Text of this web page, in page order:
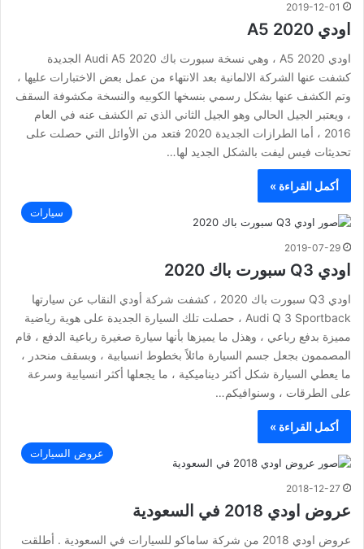
2019-12-01
اودي A5 2020
اودي A5 2020 ، وهي نسخة سبورت باك Audi A5 2020 الجديدة
كشفت عنها الشركة الالمانية بعد الانتهاء من عمل بعض الاختبارات عليها ،
وتم الكشف عنها بشكل رسمي بنسخها الكوبيه والنسخة مكشوفة السقف
، ويعتبر الجيل الحالي وهو الجيل الثاني الذي تم الكشف عنه في العام
2016 ، أما الطرازات الجديدة 2020 فتعد من الأوائل التي حصلت على
تحديثات فيس ليفت بالشكل الجديد لها…
أكمل القراءة »
سيارات
2019-07-29
اودي Q3 سبورت باك 2020
اودي Q3 سبورت باك 2020 ، كشفت شركة أودي النقاب عن سيارتها
Audi Q 3 Sportback ، حصلت تلك السيارة الجديدة على هوية رياضية
مميزة بدفع رباعي ، وهذل ما يميزها بأنها سيارة صغيرة رباعية الدفع ، قام
المصممون بجعل جسم السيارة مائلاً بخطوط انسيابية ، وبسقف منحدر ،
ما يعطي السيارة شكل أكثر ديناميكية ، ما يجعلها أكثر انسيابية وسرعة
على الطرقات ، وسنوافيكم…
أكمل القراءة »
عروض السيارات
2018-12-27
عروض اودي 2018 في السعودية
عروض اودي 2018 من شركة ساماكو للسيارات في السعودية . أطلقت